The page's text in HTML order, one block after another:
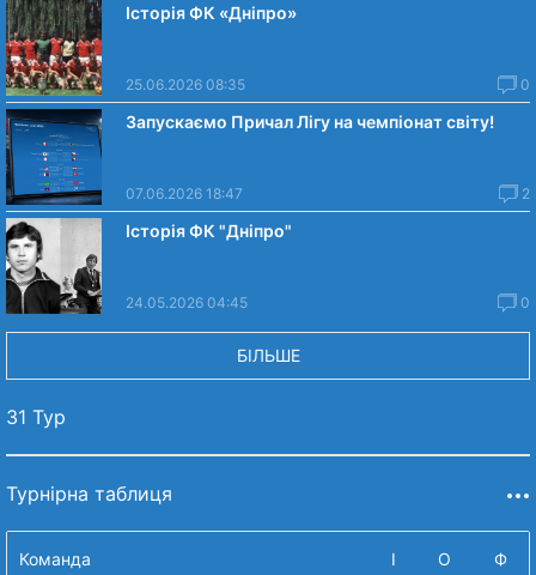
Історія ФК «Дніпро»
25.06.2026 08:35 0
Запускаємо Причал Лігу на чемпіонат світу!
07.06.2026 18:47 2
Історія ФК "Дніпро"
24.05.2026 04:45 0
БІЛЬШЕ
31 Тур
Турнірна таблиця
Команда І О Ф